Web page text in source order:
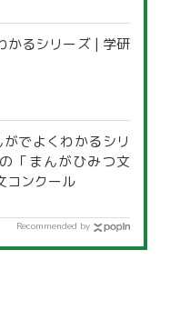
かるシリーズ | 学研
がでよくわかるシリ
「まんがひみつ文
コンクール
Recommended by